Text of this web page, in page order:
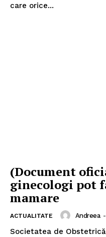
care orice...
(Document
ginecologi pot
mamare
ACTUALITATE Andreea -
Societatea de